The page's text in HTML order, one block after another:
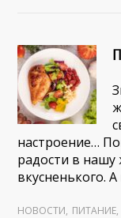
настроение…
радости в нашу
вкусненького.
НОВОСТИ, ПИТАНИЕ,